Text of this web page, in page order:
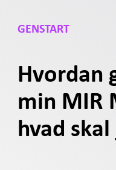
GENSTART
Hvordan
min MIR
hvad